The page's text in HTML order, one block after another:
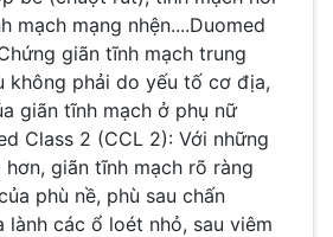
mạch mạng nhện....Duomed
giãn tĩnh mạch trung
không phải do yếu tố cơ địa,
giãn tĩnh mạch ở phụ nữ
Class 2 (CCL 2): Với những
giãn tĩnh mạch rõ ràng
phù nề, phù sau chấn
lành các ổ loét nhỏ, sau viêm